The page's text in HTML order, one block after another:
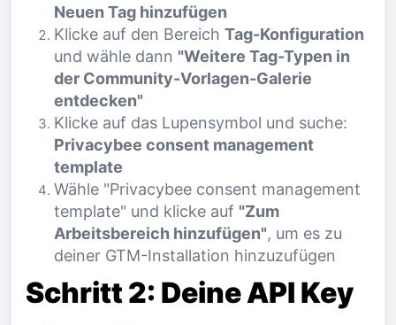
Neuen Tag hinzufügen
Klicke auf den Bereich Tag-Konfiguration
und wähle dann "Weitere Tag-Typen in
der Community-Vorlagen-Galerie
entdecken"
Klicke auf das Lupensymbol und suche:
Privacybee consent management
template
Wähle "Privacybee consent management
template" und klicke auf "Zum
Arbeitsbereich hinzufügen", um es zu
deiner GTM-Installation hinzuzufügen
Schritt 2: Deine API Key